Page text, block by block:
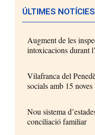
ÚLTIMES
Augment de les
intoxicacions durant
Vilafranca del
socials amb 15
Nou sistema
conciliació familiar